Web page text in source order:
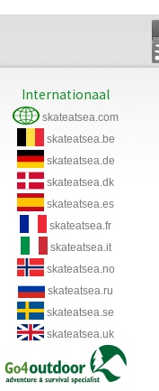
Internationaal
skateatsea.com
skateatsea.be
skateatsea.de
skateatsea.dk
skateatsea.es
skateatsea.fr
skateatsea.it
skateatsea.no
skateatsea.ru
skateatsea.se
skateatsea.uk